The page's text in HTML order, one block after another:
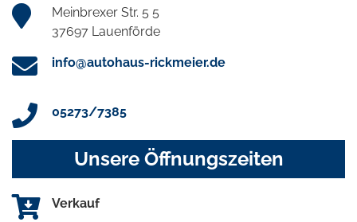
Meinbrexer Str. 5 5
37697 Lauenförde
info@autohaus-rickmeier.de
05273/7385
Unsere Öffnungszeiten
Verkauf